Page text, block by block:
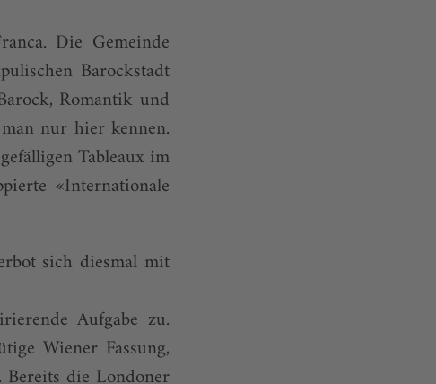
Die Gemeinde
Barockstadt
Romantik und
nur hier kennen.
Tableaux im
«Internationale
sich diesmal mit
Aufgabe zu.
Wiener Fassung,
Bereits die Londoner